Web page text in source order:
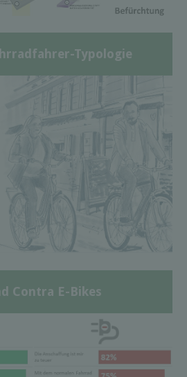
Typologie
Contra E-Bikes